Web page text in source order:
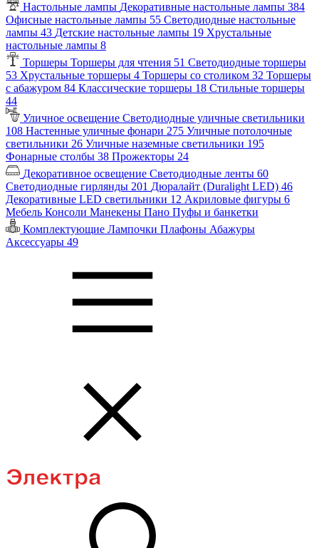
Настольные лампы Декоративные настольные лампы 384
Офисные настольные лампы 55 Светодиодные настольные
лампы 43 Детские настольные лампы 19 Хрустальные
настольные лампы 8
Торшеры Торшеры для чтения 51 Светодиодные торшеры
53 Хрустальные торшеры 4 Торшеры со столиком 32 Торшеры
с абажуром 84 Классические торшеры 18 Стильные торшеры
44
Уличное освещение Светодиодные уличные светильники
108 Настенные уличные фонари 275 Уличные потолочные
светильники 26 Уличные наземные светильники 195
Фонарные столбы 38 Прожекторы 24
Декоративное освещение Светодиодные ленты 60
Светодиодные гирлянды 201 Дюралайт (Duralight LED) 46
Декоративные LED светильники 12 Акриловые фигуры 6
Мебель Консоли Манекены Пано Пуфы и банкетки
Комплектующие Лампочки Плафоны Абажуры
Аксессуары 49